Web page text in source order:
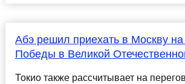
Абэ решил приехать в Москву на
Победы в Великой
Токио также рассчитывает на